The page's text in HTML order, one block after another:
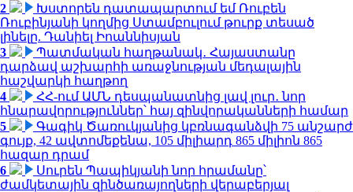
2
Խստորեն դատապարտում եմ Ռուբեն
Ռուբինյանի կողմից Ստամբուլում թուրք տեսած
լինելը. Դանիել Իոաննիսյան
3
Պատմական հաղթանակ․ Հայաստանը
դարձավ աշխարհի առաջնության մեդալային
հաշվարկի հաղթող
4
ՀՀ-ում ԱՄՆ դեսպանատնից լավ լուր․ նոր
հնարավորություններ՝ հայ զինվորականների համար
5
Գագիկ Ծառուկյանից կբռնագանձվի 75 անշարժ
գույք, 42 ավտոմեքենա, 105 միլիարդ 865 միլիոն 865
հազար դրամ
6
Սուրեն Պապիկյանի նոր հրամանը՝
ժամկետային զինծառայողների վերաբերյալ